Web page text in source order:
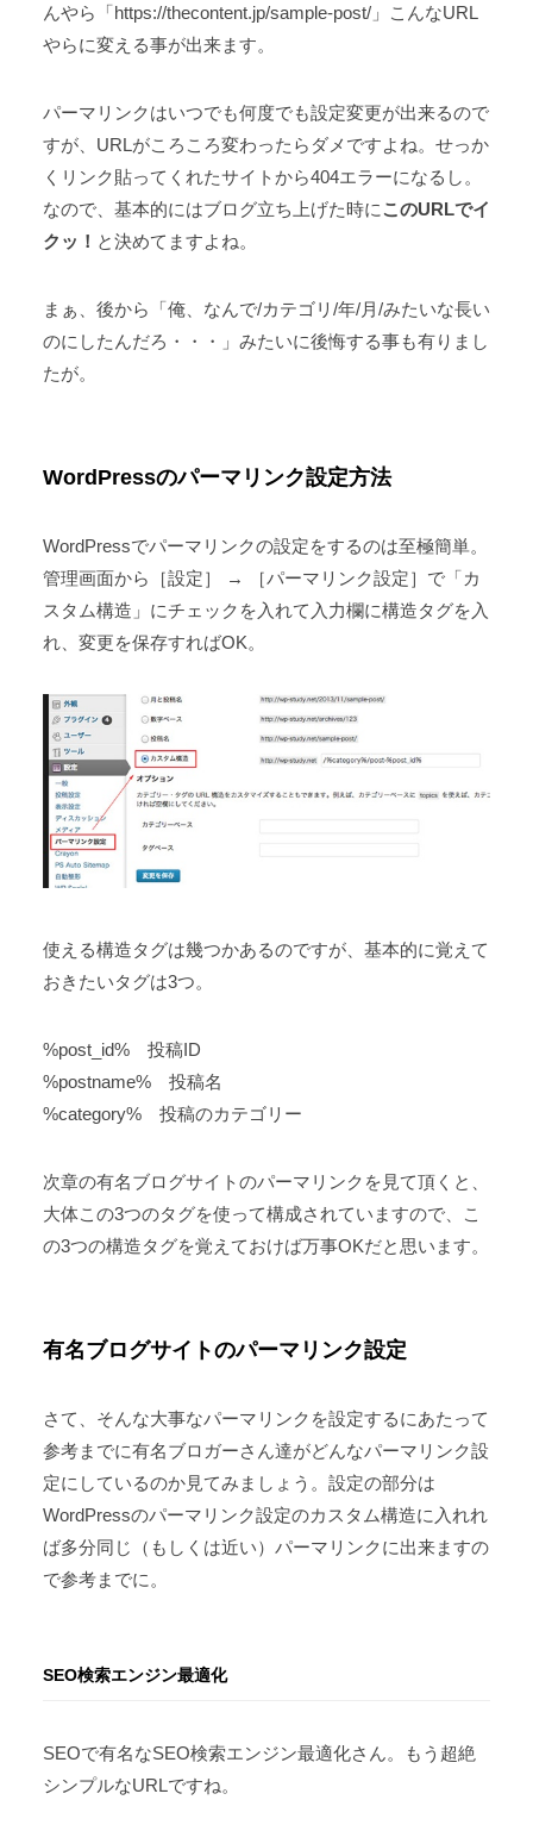
んやら「https://thecontent.jp/sample-post/」こんなURL
やらに変える事が出来ます。
パーマリンクはいつでも何度でも設定変更が出来るので
すが、URLがころころ変わったらダメですよね。せっか
くリンク貼ってくれたサイトから404エラーになるし。
なので、基本的にはブログ立ち上げた時にこのURLでイ
クッ！ と決めてますよね。
まぁ、後から「俺、なんで/カテゴリ/年/月/みたいな長い
のにしたんだろ・・・」みたいに後悔する事も有りまし
たが。
WordPressのパーマリンク設定方法
WordPressでパーマリンクの設定をするのは至極簡単。
管理画面から［設定］ → ［パーマリンク設定］で「カ
スタム構造」にチェックを入れて入力欄に構造タグを入
れ、変更を保存すればOK。
使える構造タグは幾つかあるのですが、基本的に覚えて
おきたいタグは3つ。
%post_id% 投稿ID
%postname% 投稿名
%category% 投稿のカテゴリー
次章の有名ブログサイトのパーマリンクを見て頂くと、
大体この3つのタグを使って構成されていますので、こ
の3つの構造タグを覚えておけば万事OKだと思います。
有名ブログサイトのパーマリンク設定
さて、そんな大事なパーマリンクを設定するにあたって
参考までに有名ブロガーさん達がどんなパーマリンク設
定にしているのか見てみましょう。設定の部分は
WordPressのパーマリンク設定のカスタム構造に入れれ
ば多分同じ（もしくは近い）パーマリンクに出来ますの
で参考までに。
SEO検索エンジン最適化
SEOで有名なSEO検索エンジン最適化さん。もう超絶
シンプルなURLですね。